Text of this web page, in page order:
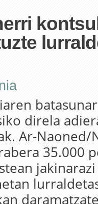
direla
Ar-Naoned/
35.000